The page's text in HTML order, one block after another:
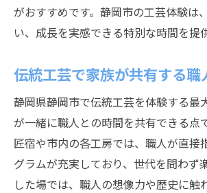
がおすすめです。静岡市の工芸体験は
い、成長を実感できる特別な時間を提
伝統工芸で家族が共有する職
静岡県静岡市で伝統工芸を体験する最
が一緒に職人との時間を共有できる点
匠宿や市内の各工房では、職人が直接
グラムが充実しており、世代を問わず
した場では、職人の想像力や歴史に触